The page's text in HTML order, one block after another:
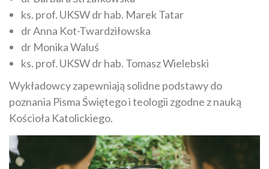
ks. prof. UKSW dr hab. Marek Tatar
dr Anna Kot-Twardziłowska
dr Monika Waluś
ks. prof. UKSW dr hab. Tomasz Wielebski
Wykładowcy zapewniają solidne podstawy do
poznania Pisma Świętego i teologii zgodne z nauką
Kościoła Katolickiego.